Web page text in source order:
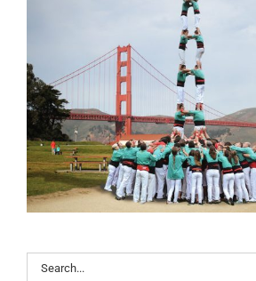
Search